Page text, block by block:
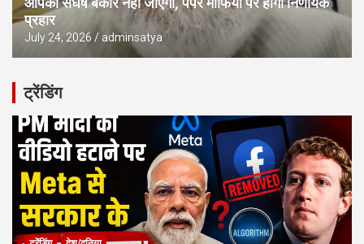
प्रहार
July 24, 2026 adminsatya
ट्रेंडिंग